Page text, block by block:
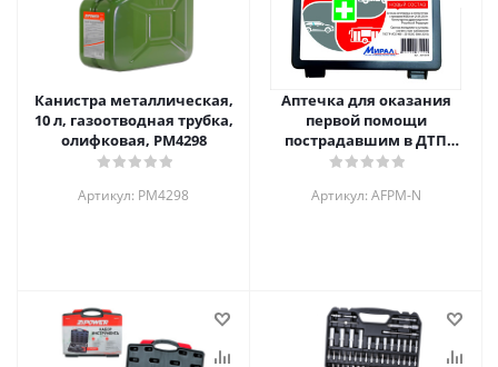
Канистра металлическая,
10 л, газоотводная трубка,
олифковая, PM4298
Артикул: PM4298
Аптечка для оказания
первой помощи
пострадавшим в ДТП
(автомобильная) "МИРАЛ",
Артикул: AFPM-N